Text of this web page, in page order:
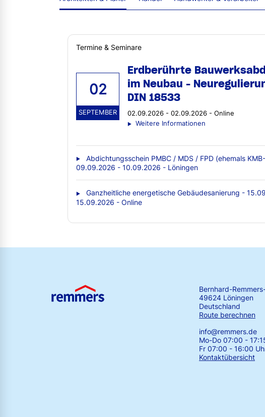
Termine & Seminare
02
SEPTEMBER
Erdberührte
im Neubau -
DIN 18533
02.09.2026 - 02.09.2026 - Online
Weitere Informationen
Abdichtungsschein PMBC / MDS / FPD (ehemals
09.09.2026 - 10.09.2026 - Löningen
Ganzheitliche energetische Gebäudesanierung -
15.09.2026 - Online
Bernhard-
49624 Löningen
Deutschland
Route berechnen
info@remmers.de
Mo-Do 07:00 -
Fr 07:00 - 16:00
Kontaktübersicht